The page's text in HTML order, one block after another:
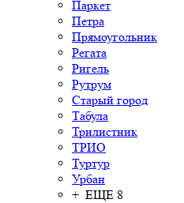
Паркет
Петра
Прямоугольник
Регата
Ригель
Рутрум
Старый город
Табула
Трилистник
ТРИО
Туртур
Урбан
+ ЕЩЕ 8